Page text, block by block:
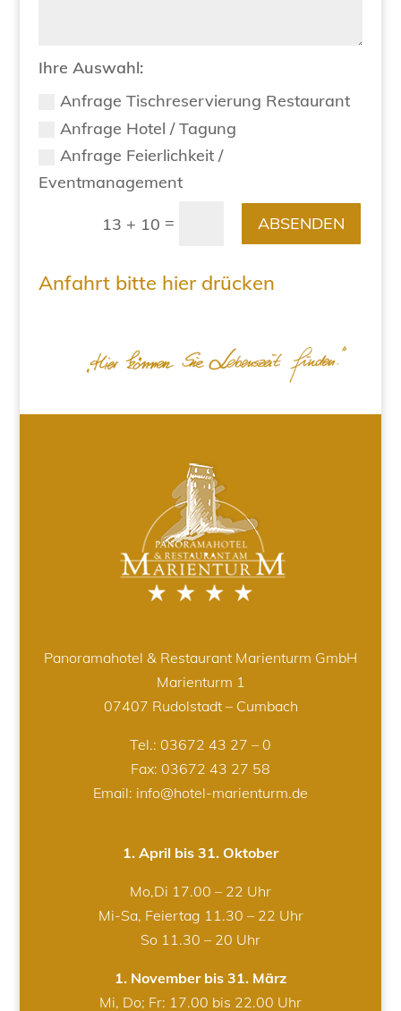
Ihre Auswahl:
Anfrage Tischreservierung Restaurant
Anfrage Hotel / Tagung
Anfrage Feierlichkeit /
Eventmanagement
13 + 10 = ABSENDEN
Anfahrt bitte hier drücken
Panoramahotel & Restaurant Marienturm GmbH
Marienturm 1
07407 Rudolstadt – Cumbach
Tel.: 03672 43 27 – 0
Fax: 03672 43 27 58
Email: info@hotel-marienturm.de
1. April bis 31. Oktober
Mo,Di 17.00 – 22 Uhr
Mi-Sa, Feiertag 11.30 – 22 Uhr
So 11.30 – 20 Uhr
1. November bis 31. März
Mi, Do; Fr: 17.00 bis 22.00 Uhr